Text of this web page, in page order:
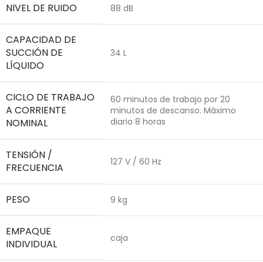
NIVEL DE RUIDO 88 dB
CAPACIDAD DE
SUCCIÓN DE
LÍQUIDO
34 L
CICLO DE TRABAJO
A CORRIENTE
NOMINAL
60 minutos de trabajo por 20
minutos de descanso. Máximo
diario 8 horas
TENSIÓN /
FRECUENCIA
127 V / 60 Hz
PESO 9 kg
EMPAQUE
INDIVIDUAL
caja